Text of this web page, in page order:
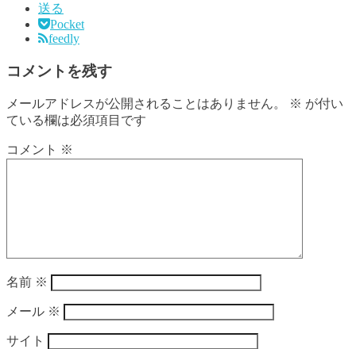
送る
Pocket
feedly
コメントを残す
メールアドレスが公開されることはありません。 ※ が付い
ている欄は必須項目です
コメント ※
名前 ※
メール ※
サイト